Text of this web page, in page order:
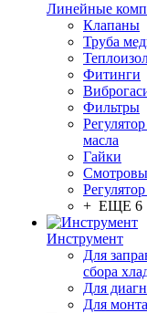
Линейные
Клапаны
Труба
Фитинги
Фильтры
масла
Гайки
+ ЕЩЕ 6
Инструмент
Для
сбора
Для
Для